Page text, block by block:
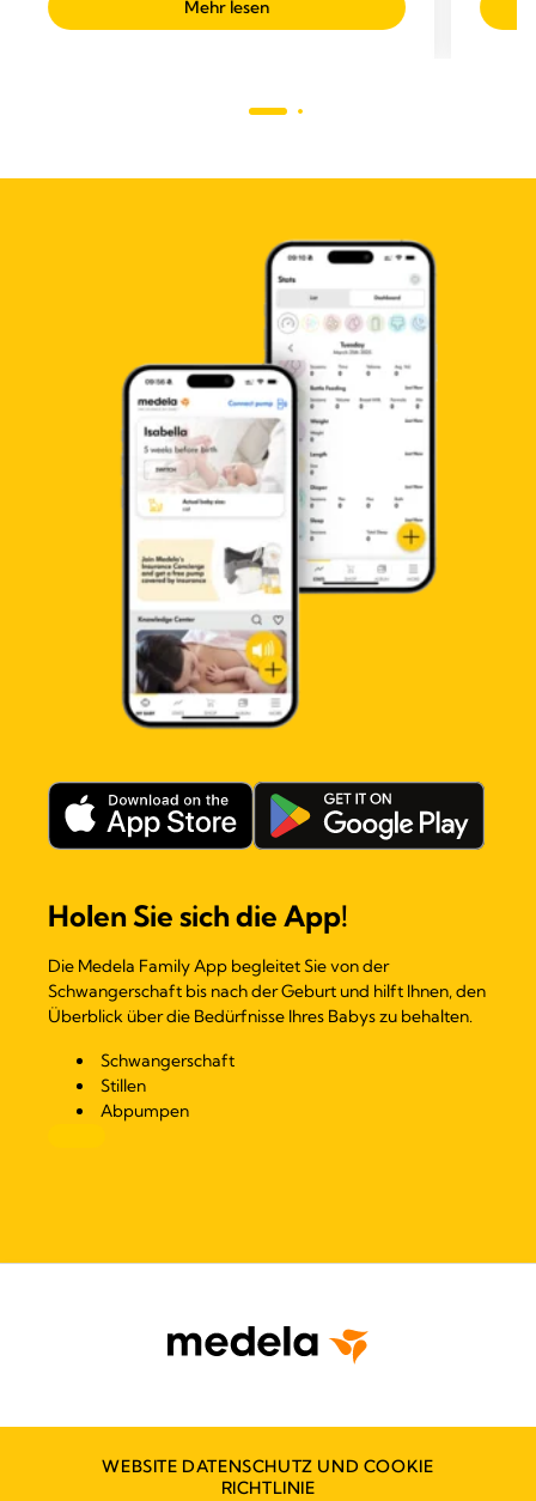
Mehr lesen
Holen Sie sich die App!
Die Medela Family App begleitet Sie von der
Schwangerschaft bis nach der Geburt und hilft Ihnen, den
Überblick über die Bedürfnisse Ihres Babys zu behalten.
Schwangerschaft
Stillen
Abpumpen
WEBSITE DATENSCHUTZ UND COOKIE
RICHTLINIE